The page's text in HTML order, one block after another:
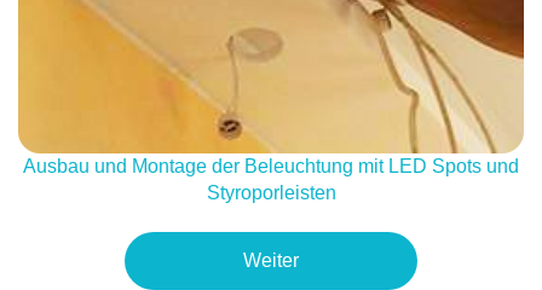
Ausbau und Montage der Beleuchtung mit LED Spots und
Styroporleisten
Weiter